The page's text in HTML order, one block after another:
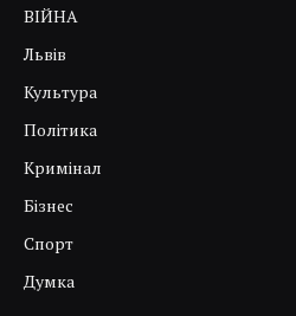
ВІЙНА
Львів
Культура
Політика
Кримінал
Бізнес
Спорт
Думка